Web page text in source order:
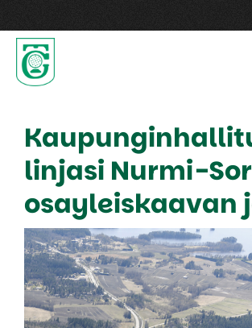
linjasi Nurmi-
osayleiskaavan